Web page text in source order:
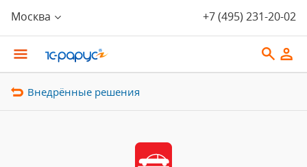
Москва +7 (495) 231-20-02
Внедрённые решения